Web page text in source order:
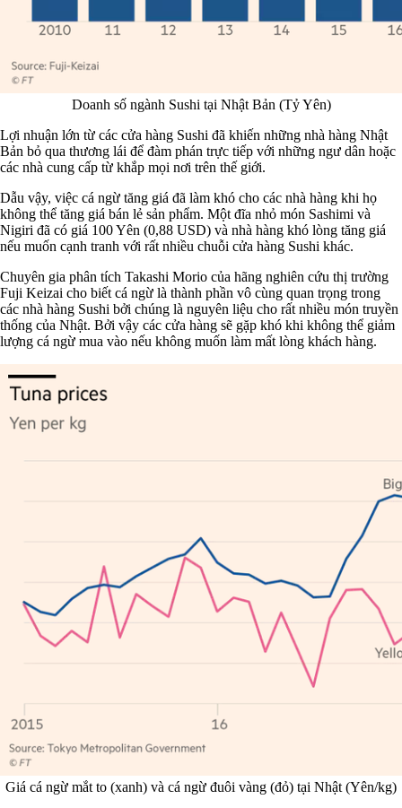
Doanh số ngành Sushi tại Nhật Bản (Tỷ Yên)
Lợi nhuận lớn từ các cửa hàng Sushi đã khiến những nhà hàng Nhật
Bản bỏ qua thương lái để đàm phán trực tiếp với những ngư dân hoặc
các nhà cung cấp từ khắp mọi nơi trên thế giới.
Dẫu vậy, việc cá ngừ tăng giá đã làm khó cho các nhà hàng khi họ
không thể tăng giá bán lẻ sản phẩm. Một đĩa nhỏ món Sashimi và
Nigiri đã có giá 100 Yên (0,88 USD) và nhà hàng khó lòng tăng giá
nếu muốn cạnh tranh với rất nhiều chuỗi cửa hàng Sushi khác.
Chuyên gia phân tích Takashi Morio của hãng nghiên cứu thị trường
Fuji Keizai cho biết cá ngừ là thành phần vô cùng quan trọng trong
các nhà hàng Sushi bởi chúng là nguyên liệu cho rất nhiều món truyền
thống của Nhật. Bởi vậy các cửa hàng sẽ gặp khó khi không thể giảm
lượng cá ngừ mua vào nếu không muốn làm mất lòng khách hàng.
Giá cá ngừ mắt to (xanh) và cá ngừ đuôi vàng (đỏ) tại Nhật (Yên/kg)